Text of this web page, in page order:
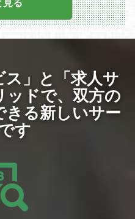
ス」と「求人サ
ッドで、双方の
る新しいサー
す